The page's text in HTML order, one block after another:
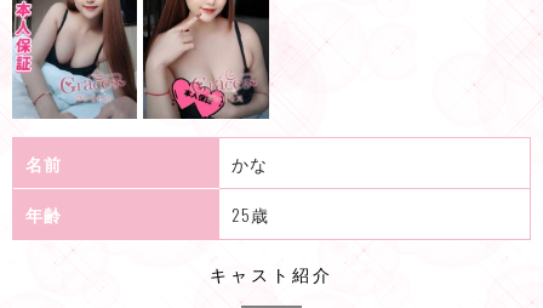
名前
かな
年齢
25歳
キャスト紹介